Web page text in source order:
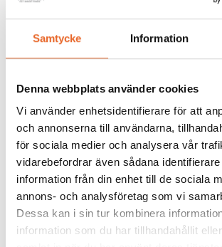
Samtycke Information
Denna webbplats använder cookies
Vi använder enhetsidentifierare för att
och annonserna till användarna,
för sociala medier och analysera vår
vidarebefordrar även sådana
information från din enhet till de sociala
annons- och analysföretag som vi
Dessa kan i sin tur kombinera
information som du har tillhandahållit
Vill du gå all in på traditionerna är det
älskade är:
Helan går! Ingen snapsfest utan denna
Till kräftklon. En skojig visa som passar
kräftsammanhang.
Vi tar en liten sup. Enkel att lära sig,
glada vuxna.
Vill du ha fler sånger? På Snapsvisor.nu
visor, från traditionella till moderna
även skapa ett eget sånghäfte att skriva